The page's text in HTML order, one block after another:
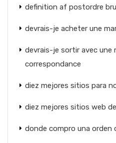
definition af postordre
devrais-je acheter une
devrais-je sortir avec une
correspondance
diez mejores sitios para
diez mejores sitios web
donde compro una orden